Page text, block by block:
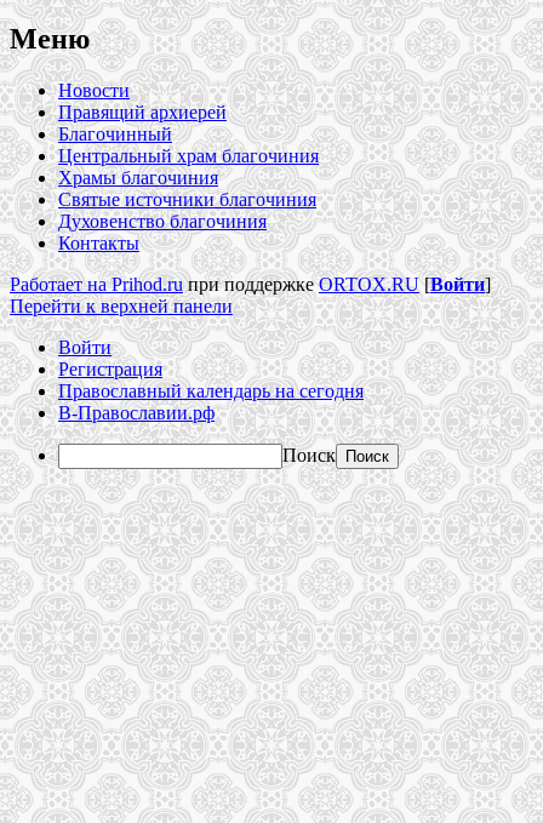
Меню
Новости
Правящий архиерей
Благочинный
Центральный храм благочиния
Храмы благочиния
Святые источники благочиния
Духовенство благочиния
Контакты
Работает на Prihod.ruпри поддержкеORTOX.RU[Войти]
Перейти к верхней панели
Войти
Регистрация
Православный календарь на сегодня
В-Православии.рф
Поиск